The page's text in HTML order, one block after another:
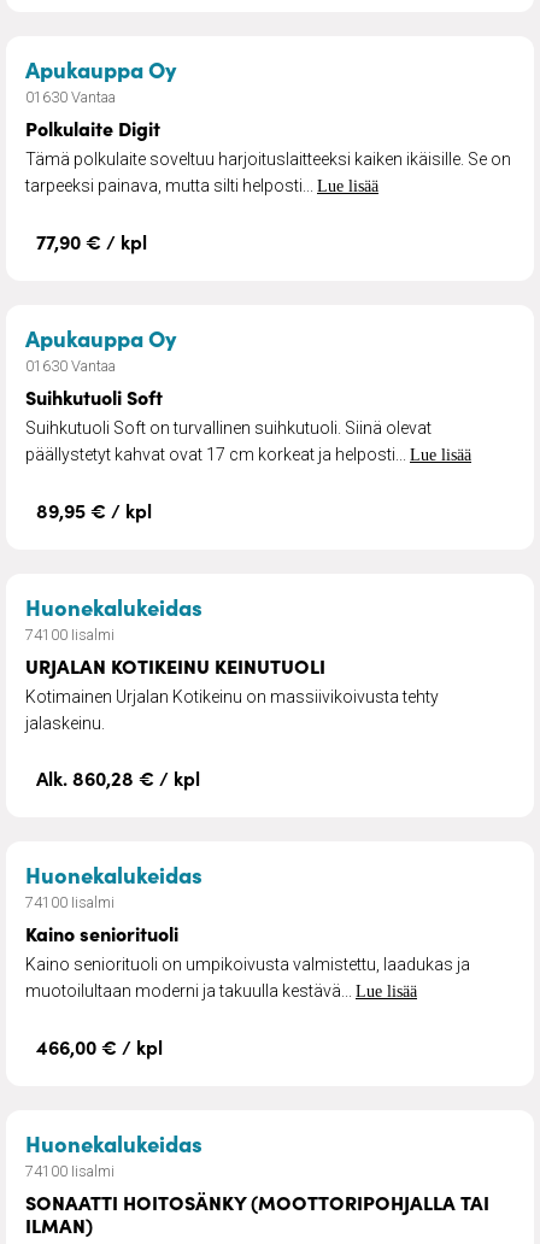
Apukauppa Oy– Polkulaite Digit
01630 Vantaa
Polkulaite Digit
Tämä polkulaite soveltuu harjoituslaitteeksi kaiken ikäisille. Se on
tarpeeksi painava, mutta silti helposti... Lue lisää
77,90 € / kpl
Apukauppa Oy– Suihkutuoli Soft
01630 Vantaa
Suihkutuoli Soft
Suihkutuoli Soft on turvallinen suihkutuoli. Siinä olevat
päällystetyt kahvat ovat 17 cm korkeat ja helposti... Lue lisää
89,95 € / kpl
Huonekalukeidas
74100 Iisalmi
URJALAN KOTIKEINU KEINUTUOLI
Kotimainen Urjalan Kotikeinu on massiivikoivusta tehty
jalaskeinu.
Alk. 860,28 € / kpl
Huonekalukeidas
74100 Iisalmi
Kaino seniorituoli
Kaino seniorituoli on umpikoivusta valmistettu, laadukas ja
muotoilultaan moderni ja takuulla kestävä... Lue lisää
466,00 € / kpl
Huonekalukeidas
74100 Iisalmi
SONAATTI HOITOSÄNKY (MOOTTORIPOHJALLA TAI
ILMAN)